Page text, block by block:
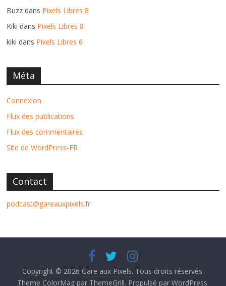
Buzz dans Pixels Libres 8
Kiki dans Pixels Libres 8
kiki dans Pixels Libres 6
Méta
Connexion
Flux des publications
Flux des commentaires
Site de WordPress-FR
Contact
podcast@gareauxpixels.fr
Copyright © 2026 Gare aux Pixels. Tous droits réservés.
Theme ColorMagpar ThemeGrill. Propulsé par WordPress.